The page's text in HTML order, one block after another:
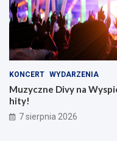
KONCERT WYDARZENIA
Muzyczne Divy na
hity!
7 sierpnia 2026